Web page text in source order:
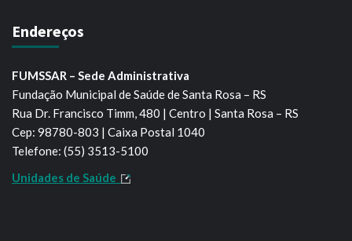
Endereços
FUMSSAR – Sede Administrativa
Fundação Municipal de Saúde de Santa Rosa – RS
Rua Dr. Francisco Timm, 480 | Centro | Santa Rosa – RS
Cep: 98780-803 | Caixa Postal 1040
Telefone: (55) 3513-5100
Unidades de Saúde